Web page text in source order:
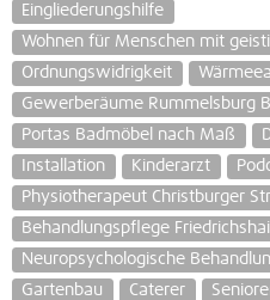
Eingliederungshilfe
Wohnen für Menschen mit
Ordnungswidrigkeit
Gewerberäume Rummelsburg
Portas Badmöbel nach Maß
Installation
Kinderarzt
Physiotherapeut Christburger
Behandlungspflege
Neuropsychologische
Gartenbau
Caterer